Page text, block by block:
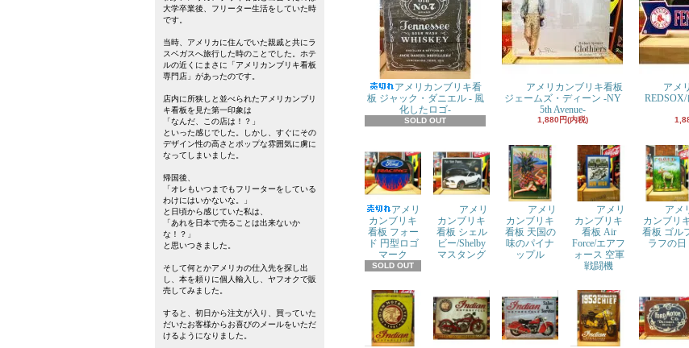
大学卒業後、フリーター生活をしていた時
です。
当時、アメリカに住んでいた親戚と共にラ
スベガスへ旅行した時のことでした。ホテ
ルの近くにまさに「アメリカンブリキ看板
専門店」があったのです。
店内に所狭しと並べられたアメリカンブリ
キ看板を見た第一印象は
「なんだ、この店は！？」
といった感じでした。しかし、すぐにその
デザイン性の高さとポップな雰囲気に虜に
なってしまいました。
帰国後、
「オレもいつまでもフリーターをしている
わけにはいかないな。」
と日頃から感じていた私は、
「あれを日本で売ることは出来ないか
な！？」
と思いつきました。
そして何とかアメリカの仕入先を探し出
し、本を頼りに個人輸入し、ヤフオクで販
売してみました。
すると、初日から注文が入り、買っていた
だいたお客様からお喜びのメールをいただ
けるようになりました。
アメリカンブリキ看
板 ジャック・ダニエル - 風
化したロゴ-
SOLD OUT
アメリカンブリキ看板
ジェームズ・ディーン -NY
5th Avenue-
1,880円(内税)
アメ
アメリ
カンブリキ
看板 フォー
ド 円型ロゴ
マーク
SOLD OUT
アメリ
カンブリキ
看板 シェル
ビー/Shelby
マスタング
アメリ
カンブリキ
看板 天国の
味のパイナ
ップル
アメリ
カンブリキ
看板 Air
Force/エアフ
ォース 空軍
戦闘機
アメ
カンブリ
看板 ゴル
ラフの日